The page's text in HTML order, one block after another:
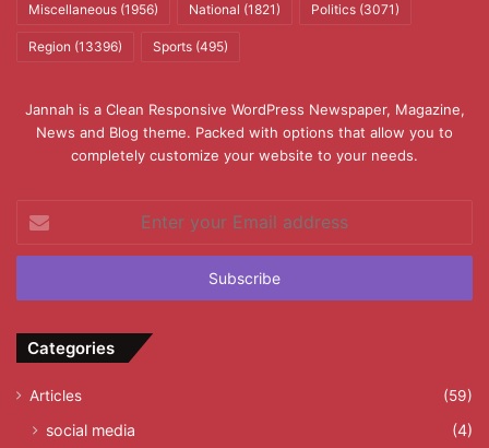
Miscellaneous (1956) National (1821) Politics (3071)
Region (13396) Sports (495)
Jannah is a Clean Responsive WordPress Newspaper, Magazine,
News and Blog theme. Packed with options that allow you to
completely customize your website to your needs.
your
Email
Categories
Articles (59)
social media (4)